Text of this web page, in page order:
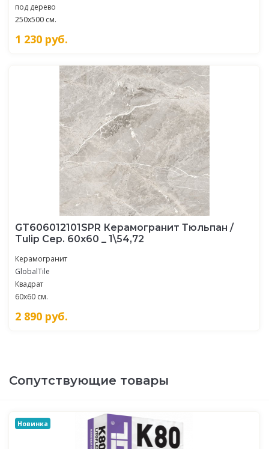
под дерево
250x500 см.
1 230 руб.
GT606012101SPR Керамогранит Тюльпан /
Tulip Сер. 60x60 _ 1\54,72
Керамогранит
GlobalTile
Квадрат
60x60 см.
2 890 руб.
Сопутствующие товары
Новинка